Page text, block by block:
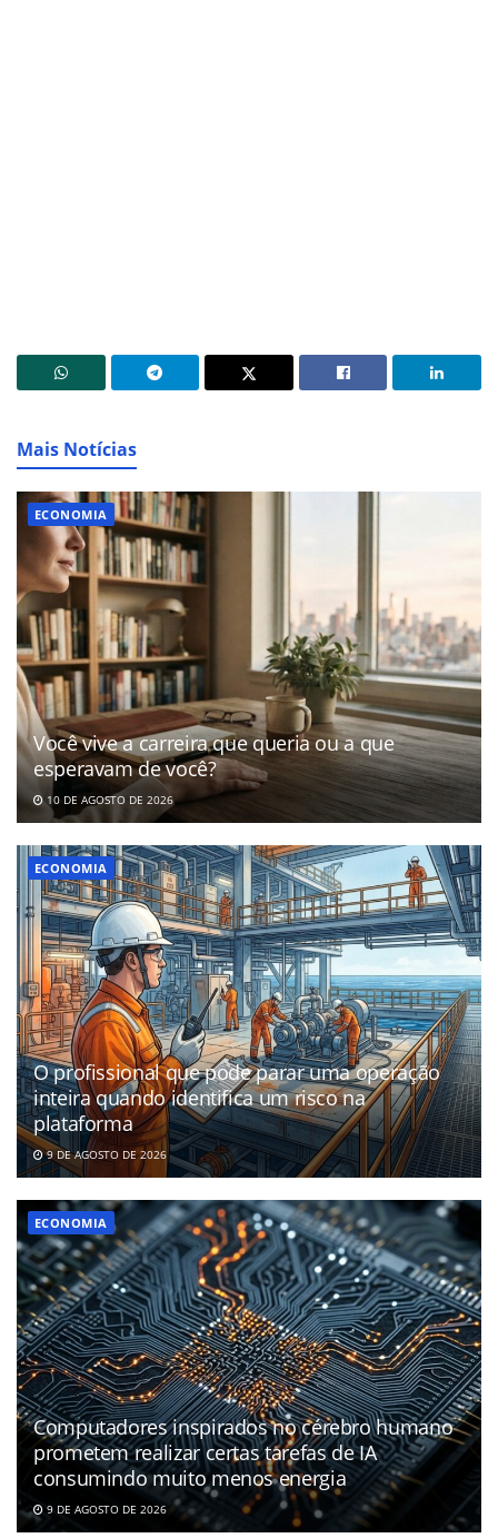
Mais Notícias
ECONOMIA
Você vive a carreira que queria ou a que
esperavam de você?
10 DE AGOSTO DE 2026
ECONOMIA
O profissional que pode parar uma operação
inteira quando identifica um risco na
plataforma
9 DE AGOSTO DE 2026
ECONOMIA
Computadores inspirados no cérebro humano
prometem realizar certas tarefas de IA
consumindo muito menos energia
9 DE AGOSTO DE 2026